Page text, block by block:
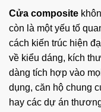
Cửa composite
còn là một yếu tố
cách kiến trúc hiện
về kiểu dáng, kích
dàng tích hợp vào
dụng, căn hộ chung
hay các dự án